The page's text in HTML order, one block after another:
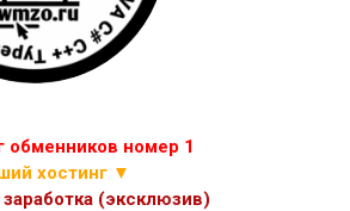
обменников номер 1
хостинг ▼
(эксклюзив)